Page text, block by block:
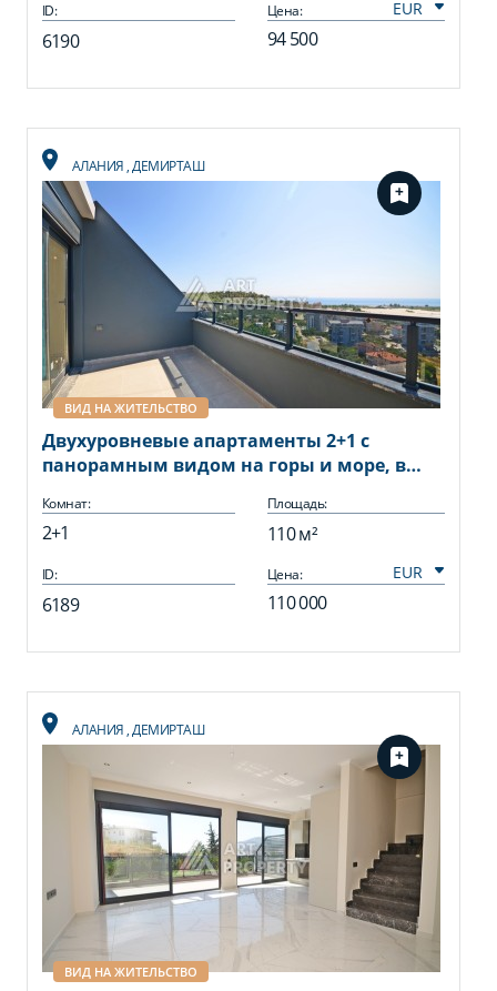
ID:
6190
Цена:
94 500
АЛАНИЯ,ДЕМИРТАШ
ВИД НА ЖИТЕЛЬСТВО
Двухуровневые апартаменты 2+1 с
панорамным видом на горы и море, в
Демирташ.
Комнат:
2+1
Площадь:
110 м²
ID:
6189
Цена:
110 000
АЛАНИЯ,ДЕМИРТАШ
ВИД НА ЖИТЕЛЬСТВО